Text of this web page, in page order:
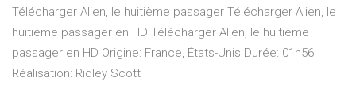
Télécharger Alien, le huitième passager Télécharger Alien, le
huitième passager en HD Télécharger Alien, le huitième
passager en HD Origine: France, États-Unis Durée: 01h56
Réalisation: Ridley Scott